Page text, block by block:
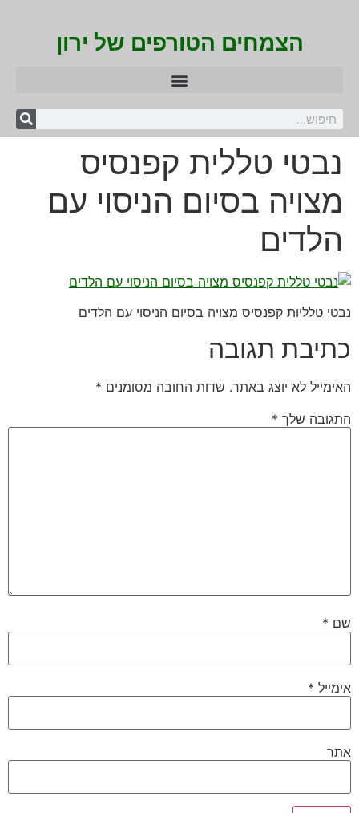
הצמחים הטורפים של ירון
נבטי טללית קפנסיס
מצויה בסיום הניסוי עם
הלדים
נבטי טלליות קפנסיס מצויה בסיום הניסוי עם הלדים
כתיבת תגובה
האימייל לא יוצג באתר. שדות החובה מסומנים *
התגובה שלך *
שם *
אימייל *
אתר